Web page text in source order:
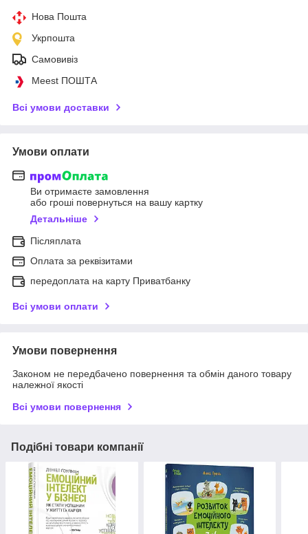
Нова Пошта
Укрпошта
Самовивіз
Meest ПОШТА
Всі умови доставки
Умови оплати
Ви отримаєте замовлення
або гроші повернуться на вашу картку
Детальніше
Післяплата
Оплата за реквізитами
передоплата на карту Приватбанку
Всі умови оплати
Умови повернення
Законом не передбачено повернення та обмін даного товару
належної якості
Всі умови повернення
Подібні товари компанії